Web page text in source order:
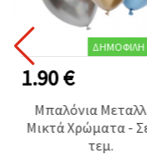
ΔΗΜΟΦΙΛΉ
1.90 €
Μπαλόνια
Μικτά Χρώματα -
τεμ.